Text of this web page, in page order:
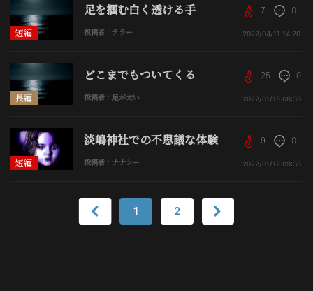
短編
足を掴む白く透ける手
投稿者：テラー
7 0
2022/04/11 14:20
長編
どこまでもついてくる
投稿者：足が太い
25 0
2022/01/15 08:39
短編
淡嶋神社での不思議な体験
投稿者：ナナシー
9 0
2022/01/12 09:38
1 2